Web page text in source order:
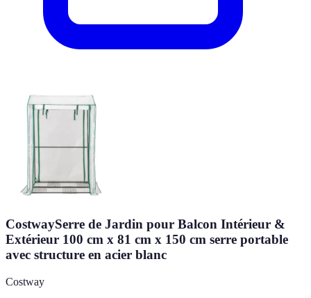
CostwaySerre de Jardin pour Balcon Intérieur &
Extérieur 100 cm x 81 cm x 150 cm serre portable
avec structure en acier blanc
Costway